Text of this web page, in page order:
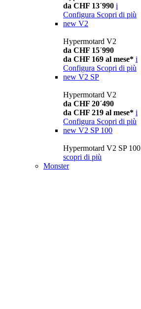
da CHF 13´990 i
Configura Scopri di più
new V2
Hypermotard V2
da CHF 15´990
da CHF 169 al mese* i
Configura Scopri di più
new V2 SP
Hypermotard V2
da CHF 20´490
da CHF 219 al mese* i
Configura Scopri di più
new V2 SP 100
Hypermotard V2 SP 100
scopri di più
Monster